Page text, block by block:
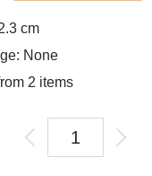
cm
None
2 items